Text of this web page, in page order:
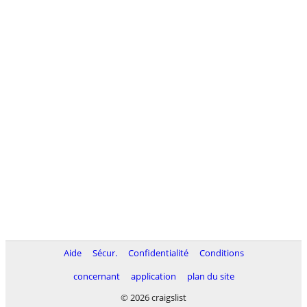
Aide Sécur. Confidentialité
Conditions
concernant
application
plan du site
© 2026 craigslist